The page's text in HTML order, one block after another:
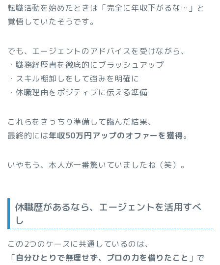
転職活動を始めたときは「完全に年収下がるな…」と
覚悟していたそうです。
でも、エージェントのアドバイスを受けながら、
・職務経歴書を徹底的にブラッシュアップ
・スキル棚卸しをして強みを明確に
・休職理由をポジティブに伝える準備
これらをきっちり準備して臨んだ結果、
最終的には年収50万円アップのオファーを獲得。
いやもう、本人が一番驚いていましたね（笑）。
休職歴があるなら、エージェントを活用すべ
し
この2つのケースに共通しているのは、
「自分ひとりで無理せず、プロの力を借りたこと 」で